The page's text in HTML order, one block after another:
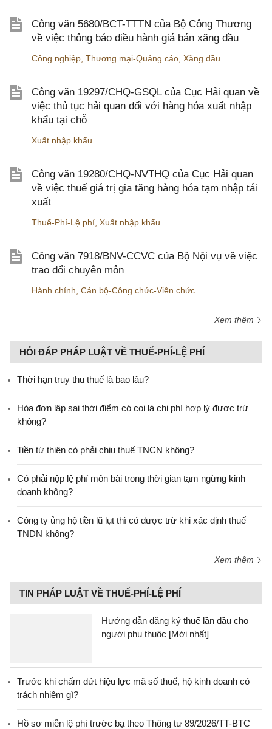
Công văn 5680/BCT-TTTN của Bộ Công Thương
về việc thông báo điều hành giá bán xăng dầu
Công nghiệp Thương mại-Quảng cáo Xăng dầu
Công văn 19297/CHQ-GSQL của Cục Hải quan về
việc thủ tục hải quan đối với hàng hóa xuất nhập
khẩu tại chỗ
Xuất nhập khẩu
Công văn 19280/CHQ-NVTHQ của Cục Hải quan
về việc thuế giá trị gia tăng hàng hóa tạm nhập tái
xuất
Thuế-Phí-Lệ phí Xuất nhập khẩu
Công văn 7918/BNV-CCVC của Bộ Nội vụ về việc
trao đổi chuyên môn
Hành chính Cán bộ-Công chức-Viên chức
Xem thêm
HỎI ĐÁP PHÁP LUẬT VỀ THUẾ-PHÍ-LỆ PHÍ
Thời hạn truy thu thuế là bao lâu?
Hóa đơn lập sai thời điểm có coi là chi phí hợp lý được trừ
không?
Tiền từ thiện có phải chịu thuế TNCN không?
Có phải nộp lệ phí môn bài trong thời gian tạm ngừng kinh
doanh không?
Công ty ủng hộ tiền lũ lụt thì có được trừ khi xác định thuế
TNDN không?
Xem thêm
TIN PHÁP LUẬT VỀ THUẾ-PHÍ-LỆ PHÍ
Hướng dẫn đăng ký thuế lần đầu cho
người phụ thuộc [Mới nhất]
Trước khi chấm dứt hiệu lực mã số thuế, hộ kinh doanh có
trách nhiệm gì?
Hồ sơ miễn lệ phí trước bạ theo Thông tư 89/2026/TT-BTC